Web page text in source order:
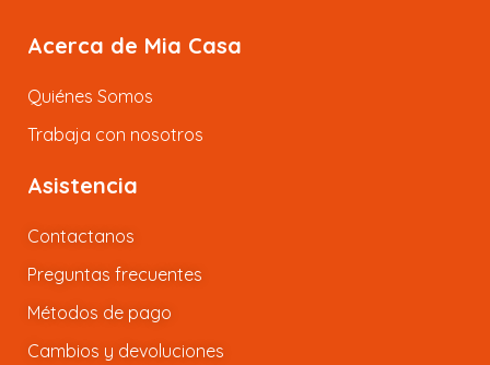
Acerca de Mia Casa
Quiénes Somos
Trabaja con nosotros
Asistencia
Contactanos
Preguntas frecuentes
Métodos de pago
Cambios y devoluciones